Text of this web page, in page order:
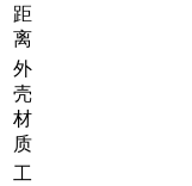
距
离
外
壳
材
质
工